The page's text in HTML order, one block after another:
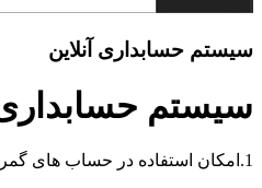
سیستم حسابداری آنلاین
سیستم حسابداری
1.امکان استفاده در حساب های گمرکی و شرکت ها